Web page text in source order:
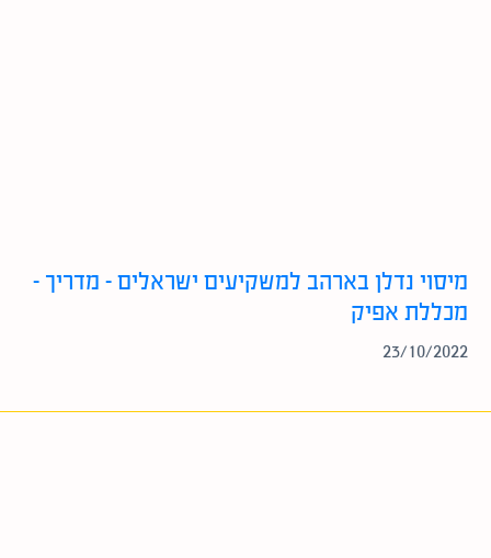
מיסוי נדלן בארהב למשקיעים ישראלים – מדריך –
מכללת אפיק
23/10/2022